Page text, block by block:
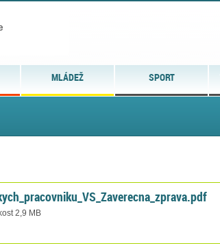
MLÁDEŽ SPORT
2,9 MB